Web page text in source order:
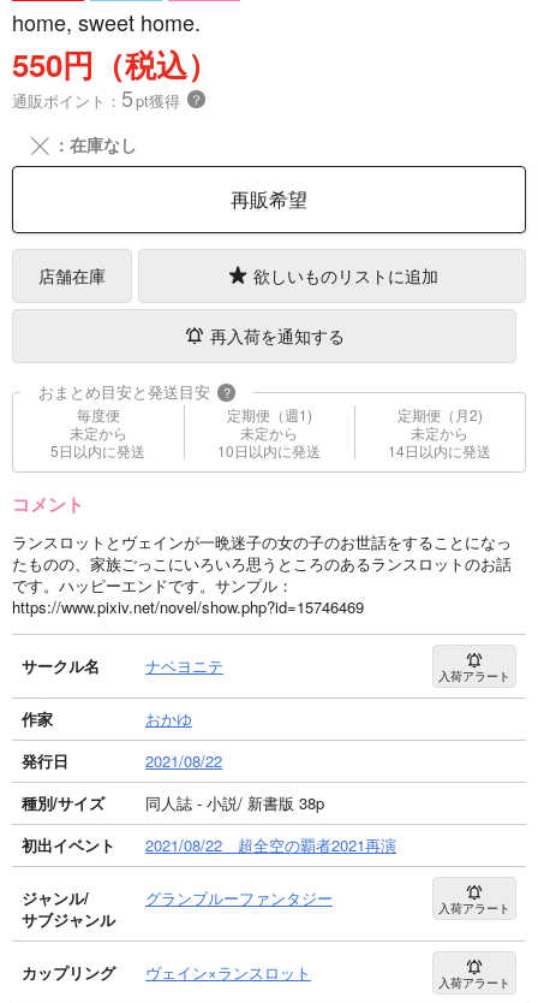
home, sweet home.
550円（税込）
通販ポイント： 5pt獲得 ？
╳ ：在庫なし
再販希望
店舗在庫 欲しいものリストに追加
再入荷を通知する
おまとめ目安と発送目安 ?
毎度便
未定から
5日以内に発送
定期便（週1)
未定から
10日以内に発送
定期便（月2)
未定から
14日以内に発送
コメント
ランスロットとヴェインが一晩迷子の女の子のお世話をすることになっ
たものの、家族ごっこにいろいろ思うところのあるランスロットのお話
です。ハッピーエンドです。サンプル：
https://www.pixiv.net/novel/show.php?id=15746469
サークル名 ナベヨニテ 入荷アラート
作家
おかゆ
発行日
2021/08/22
種別/サイズ
同人誌 - 小説/ 新書版 38p
初出イベント
2021/08/22 超全空の覇者2021再演
ジャンル/
サブジャンル
グランブルーファンタジー 入荷アラート
カップリング ヴェイン×ランスロット 入荷アラート